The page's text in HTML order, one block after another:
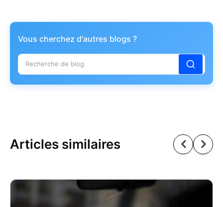
Vous cherchez d'autres blogs ?
Articles similaires